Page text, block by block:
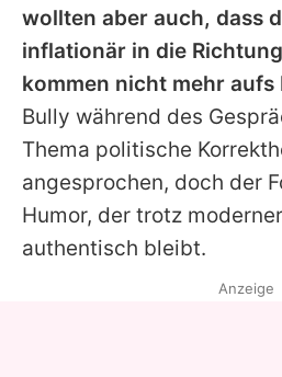
Utiq
wollten aber auch, dass
inflationär in die
kommen nicht mehr aufs
Bully während des
Thema politische
angesprochen, doch der
Humor, der trotz
authentisch bleibt.
Anzeige